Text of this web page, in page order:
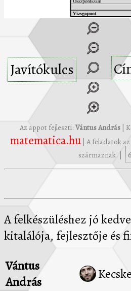
Javítókulcs
Az appot fejleszti: Vántus András |
matematica.hu| A feladatok az
származnak. |
A felkészüléshez jó
kitalálója, fejlesztője és
Vántus
András